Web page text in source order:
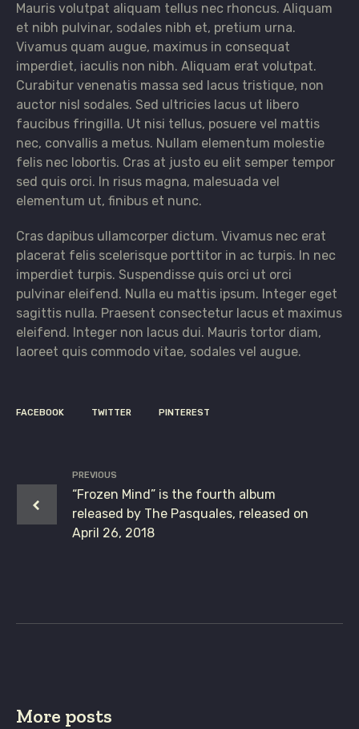
Mauris volutpat aliquam tellus nec rhoncus. Aliquam
et nibh pulvinar, sodales nibh et, pretium urna.
Vivamus quam augue, maximus in consequat
imperdiet, iaculis non nibh. Aliquam erat volutpat.
Curabitur venenatis massa sed lacus tristique, non
auctor nisl sodales. Sed ultricies lacus ut libero
faucibus fringilla. Ut nisi tellus, posuere vel mattis
nec, convallis a metus. Nullam elementum molestie
felis nec lobortis. Cras at justo eu elit semper tempor
sed quis orci. In risus magna, malesuada vel
elementum ut, finibus et nunc.
Cras dapibus ullamcorper dictum. Vivamus nec erat
placerat felis scelerisque porttitor in ac turpis. In nec
imperdiet turpis. Suspendisse quis orci ut orci
pulvinar eleifend. Nulla eu mattis ipsum. Integer eget
sagittis nulla. Praesent consectetur lacus et maximus
eleifend. Integer non lacus dui. Mauris tortor diam,
laoreet quis commodo vitae, sodales vel augue.
FACEBOOK TWITTER PINTEREST
PREVIOUS
“Frozen Mind” is the fourth album
released by The Pasquales, released on
April 26, 2018
More posts